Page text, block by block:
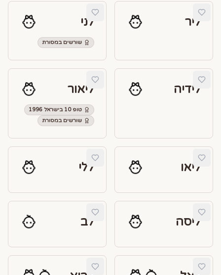
ליר לני
שורשים במסורת
לידיה ליאור
טופ 10 בישראל 1996
שורשים במסורת
ליאו ללי
ליסה לב